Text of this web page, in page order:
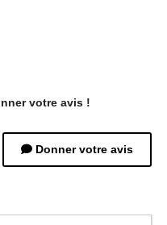
votre avis !
Donner votre avis